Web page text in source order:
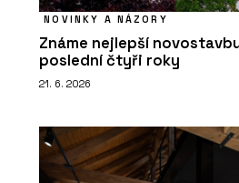
NOVINKY A NÁZORY
Známe nejlepší
poslední čtyři roky
21. 6. 2026